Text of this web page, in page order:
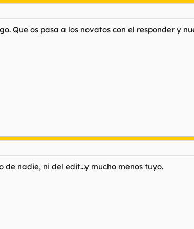
Que os pasa a los novatos con el responder y
de nadie, ni del edit...y mucho menos tuyo.